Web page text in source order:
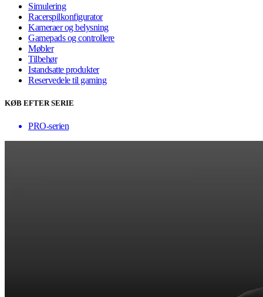
Simulering
Racerspilkonfigurator
Kameraer og belysning
Gamepads og controllere
Møbler
Tilbehør
Istandsatte produkter
Reservedele til gaming
KØB EFTER SERIE
PRO-serien